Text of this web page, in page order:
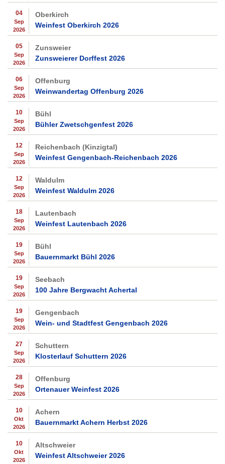
04
Sep
2026
Oberkirch
Weinfest Oberkirch 2026
05
Sep
2026
Zunsweier
Zunsweierer Dorffest 2026
06
Sep
2026
Offenburg
Weinwandertag Offenburg 2026
10
Sep
2026
Bühl
Bühler Zwetschgenfest 2026
12
Sep
2026
Reichenbach (Kinzigtal)
Weinfest Gengenbach-Reichenbach 2026
12
Sep
2026
Waldulm
Weinfest Waldulm 2026
18
Sep
2026
Lautenbach
Weinfest Lautenbach 2026
19
Sep
2026
Bühl
Bauernmarkt Bühl 2026
19
Sep
2026
Seebach
100 Jahre Bergwacht Achertal
19
Sep
2026
Gengenbach
Wein- und Stadtfest Gengenbach 2026
27
Sep
2026
Schuttern
Klosterlauf Schuttern 2026
28
Sep
2026
Offenburg
Ortenauer Weinfest 2026
10
Okt
2026
Achern
Bauernmarkt Achern Herbst 2026
10
Okt
2026
Altschweier
Weinfest Altschweier 2026